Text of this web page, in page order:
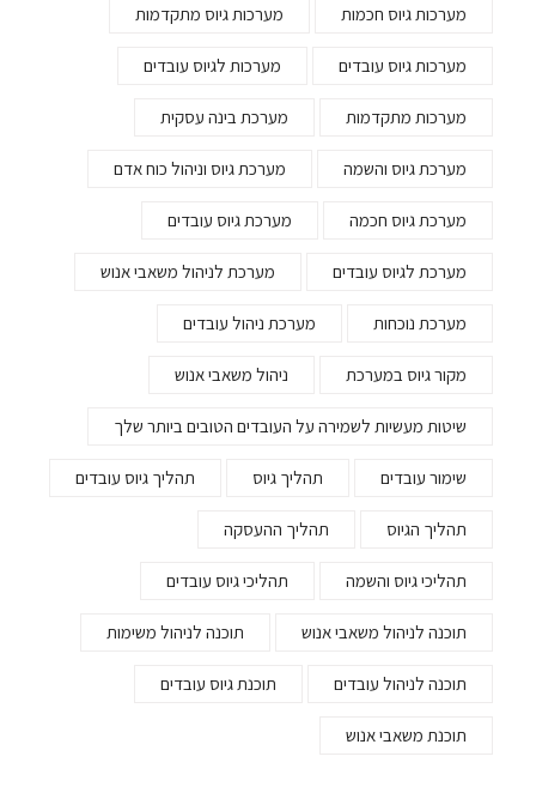
מערכות גיוס חכמות מערכות גיוס מתקדמות
מערכות גיוס עובדים מערכות לגיוס עובדים
מערכות מתקדמות מערכת בינה עסקית
מערכת גיוס והשמה מערכת גיוס וניהול כוח אדם
מערכת גיוס חכמה מערכת גיוס עובדים
מערכת לגיוס עובדים מערכת לניהול משאבי אנוש
מערכת נוכחות מערכת ניהול עובדים
מקור גיוס במערכת ניהול משאבי אנוש
שיטות מעשיות לשמירה על העובדים הטובים ביותר שלך
שימור עובדים תהליך גיוס תהליך גיוס עובדים
תהליך הגיוס תהליך ההעסקה
תהליכי גיוס והשמה תהליכי גיוס עובדים
תוכנה לניהול משאבי אנוש תוכנה לניהול משימות
תוכנה לניהול עובדים תוכנת גיוס עובדים
תוכנת משאבי אנוש